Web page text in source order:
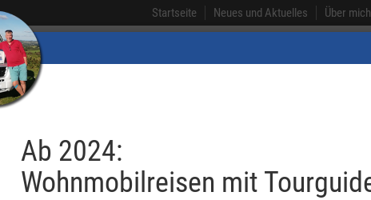
Startseite Neues und Aktuelles Über mich
Ab 2024:
Wohnmobilreisen mit